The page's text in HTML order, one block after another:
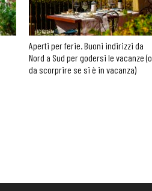
Aperti per ferie. Buoni indirizzi da
Nord a Sud per godersi le vacanze (o
da scorprire se si è in vacanza)